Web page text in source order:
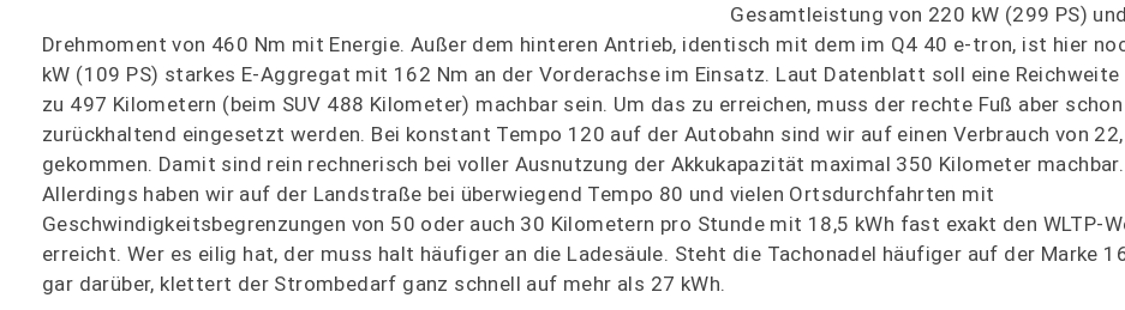
Gesamtleistung von 220 kW (299 PS)
Drehmoment von 460 Nm mit Energie. Außer dem hinteren Antrieb, identisch mit dem im Q4 40 e-tron, ist hier
kW (109 PS) starkes E-Aggregat mit 162 Nm an der Vorderachse im Einsatz. Laut Datenblatt soll eine Reichweite
zu 497 Kilometern (beim SUV 488 Kilometer) machbar sein. Um das zu erreichen, muss der rechte Fuß aber
zurückhaltend eingesetzt werden. Bei konstant Tempo 120 auf der Autobahn sind wir auf einen Verbrauch von
gekommen. Damit sind rein rechnerisch bei voller Ausnutzung der Akkukapazität maximal 350 Kilometer machbar.
Allerdings haben wir auf der Landstraße bei überwiegend Tempo 80 und vielen Ortsdurchfahrten mit
Geschwindigkeitsbegrenzungen von 50 oder auch 30 Kilometern pro Stunde mit 18,5 kWh fast exakt den WLTP-
erreicht. Wer es eilig hat, der muss halt häufiger an die Ladesäule. Steht die Tachonadel häufiger auf der Marke
gar darüber, klettert der Strombedarf ganz schnell auf mehr als 27 kWh.